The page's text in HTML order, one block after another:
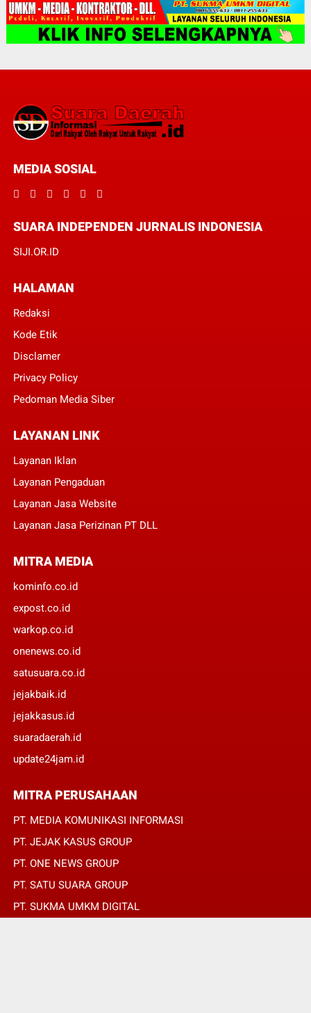
MEDIA SOSIAL
SUARA INDEPENDEN JURNALIS INDONESIA
SIJI.OR.ID
HALAMAN
Redaksi
Kode Etik
Disclamer
Privacy Policy
Pedoman Media Siber
LAYANAN LINK
Layanan Iklan
Layanan Pengaduan
Layanan Jasa Website
Layanan Jasa Perizinan PT DLL
MITRA MEDIA
kominfo.co.id
expost.co.id
warkop.co.id
onenews.co.id
satusuara.co.id
jejakbaik.id
jejakkasus.id
suaradaerah.id
update24jam.id
MITRA PERUSAHAAN
PT. MEDIA KOMUNIKASI INFORMASI
PT. JEJAK KASUS GROUP
PT. ONE NEWS GROUP
PT. SATU SUARA GROUP
PT. SUKMA UMKM DIGITAL